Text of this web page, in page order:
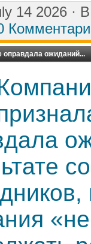
14 2026 ·
оправдала ожиданий...